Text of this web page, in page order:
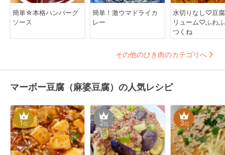
簡単☆本格ハンバーグ
ソース
簡単！激ウマドライカ
レー
水切りなし♡豆
リューム♡ふわ
つくね
その他のひき肉のカテゴリへ
マーボー豆腐（麻婆豆腐）の人気レシピ
1位 2位 3位